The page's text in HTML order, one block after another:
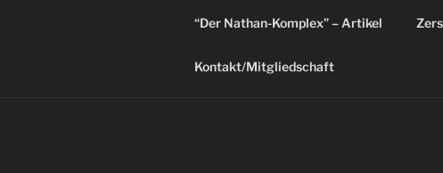
“Der Nathan-Komplex” – Artikel
Kontakt/Mitgliedschaft